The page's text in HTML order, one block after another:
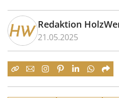
Redaktion
21.05.2025